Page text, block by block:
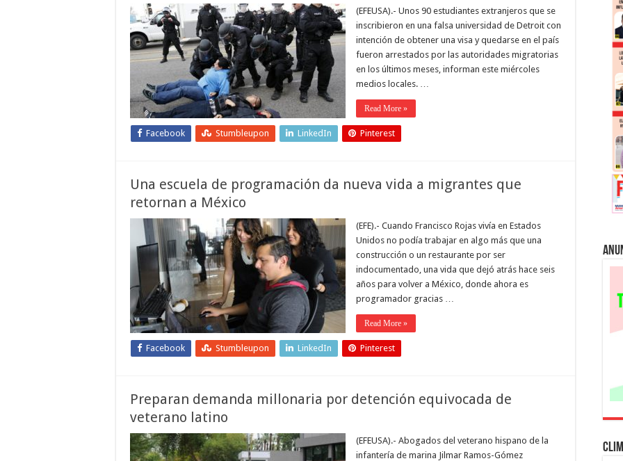
(EFEUSA).- Unos 90 estudiantes extranjeros que se
inscribieron en una falsa universidad de Detroit con
intención de obtener una visa y quedarse en el país
fueron arrestados por las autoridades migratorias
en los últimos meses, informan este miércoles
medios locales. …
Read More »
Facebook Stumbleupon LinkedIn Pinterest
Una escuela de programación da nueva vida a migrantes que
retornan a México
(EFE).- Cuando Francisco Rojas vivía en Estados
Unidos no podía trabajar en algo más que una
construcción o un restaurante por ser
indocumentado, una vida que dejó atrás hace seis
años para volver a México, donde ahora es
programador gracias …
Read More »
Facebook Stumbleupon LinkedIn Pinterest
Preparan demanda millonaria por detención equivocada de
veterano latino
(EFEUSA).- Abogados del veterano hispano de la
infantería de marina Jilmar Ramos-Gómez